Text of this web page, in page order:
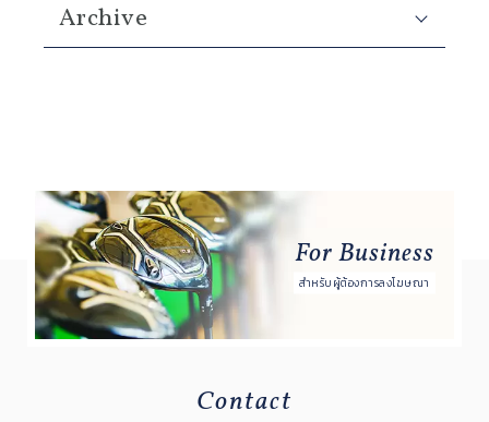
Archive
For Business
สำหรับผู้ต้องการลงโฆษณา
Contact